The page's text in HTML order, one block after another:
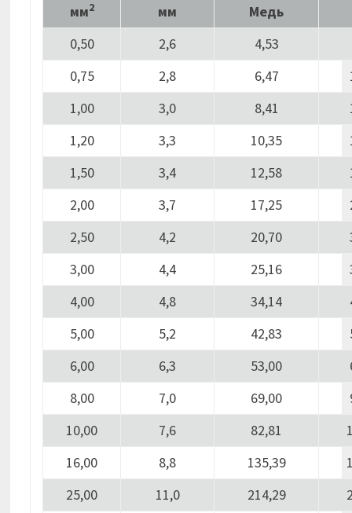
мм2 мм
Медь
0,50
2,6
4,53
0,75
2,8 6,47
1,00
3,0 8,41
1,20
3,3 10,35
1,50
3,4 12,58
2,00
3,7 17,25
2,50
4,2 20,70
3,00
4,4 25,16
4,00
4,8 34,14
5,00
5,2 42,83
6,00
6,3 53,00
8,00
7,0 69,00
10,00
7,6 82,81
16,00
8,8 135,39
25,00
11,0 214,29